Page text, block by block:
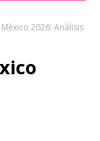
2026: Análisis